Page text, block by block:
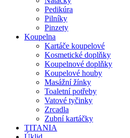
Pedikúra
Pilníky
Pinzety
Koupelna
Kartáče koupelové
Kosmetické doplňky
Koupelnové doplňky
Koupelové houby
Masážní žínky
Toaletní potřeby
Vatové tyčinky
Zrcadla
Zubní kartáčky
TITANIA